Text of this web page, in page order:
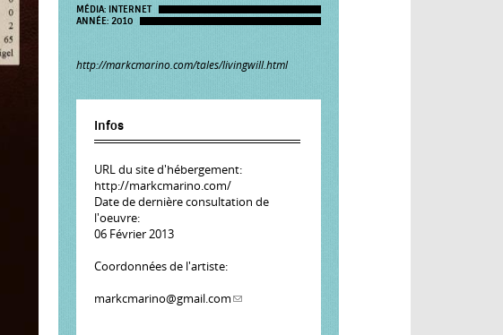
MÉDIA: INTERNET
ANNÉE: 2010
http://markcmarino.com/tales/livingwill.html
Infos
URL du site d'hébergement:
http://markcmarino.com/
Date de dernière consultation de
l'oeuvre:
06 Février 2013
Coordonnées de l'artiste:
markcmarino@gmail.com(link sends e-mail)